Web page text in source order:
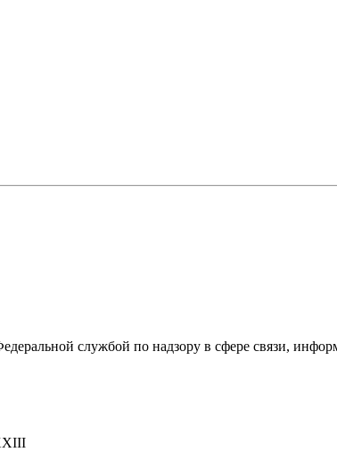
службой по надзору в сфере связи,